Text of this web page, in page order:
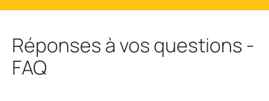
Réponses à vos questions -
FAQ